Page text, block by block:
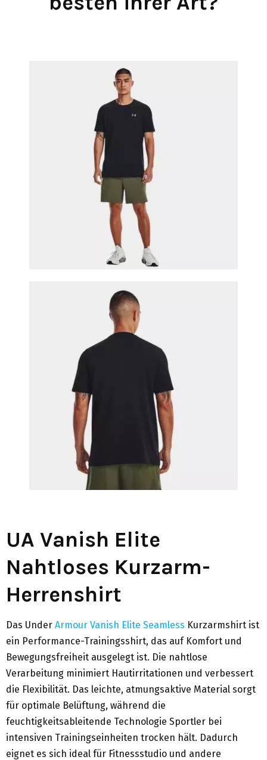
UA Vanish Elite
Nahtloses Kurzarm-
Herrenshirt
Das Under Armour Vanish Elite Seamless Kurzarmshirt ist
ein Performance-Trainingsshirt, das auf Komfort und
Bewegungsfreiheit ausgelegt ist. Die nahtlose
Verarbeitung minimiert Hautirritationen und verbessert
die Flexibilität. Das leichte, atmungsaktive Material sorgt
für optimale Belüftung, während die
feuchtigkeitsableitende Technologie Sportler bei
intensiven Trainingseinheiten trocken hält. Dadurch
eignet es sich ideal für Fitnessstudio und andere